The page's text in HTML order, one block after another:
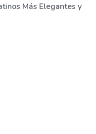
Más Elegantes y